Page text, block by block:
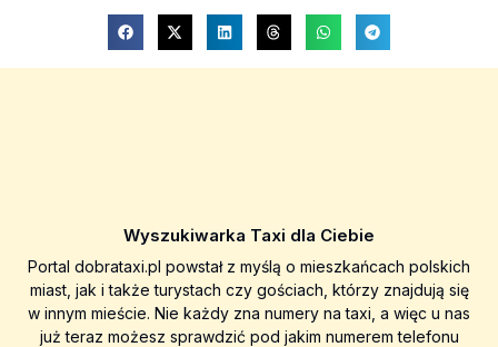
Wyszukiwarka Taxi dla Ciebie
Portal dobrataxi.pl powstał z myślą o mieszkańcach polskich
miast, jak i także turystach czy gościach, którzy znajdują się
w innym mieście. Nie każdy zna numery na taxi, a więc u nas
już teraz możesz sprawdzić pod jakim numerem telefonu